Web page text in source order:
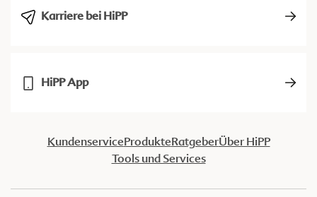
Karriere bei HiPP
HiPP App
KundenserviceProdukteRatgeberÜber HiPP
Tools und Services